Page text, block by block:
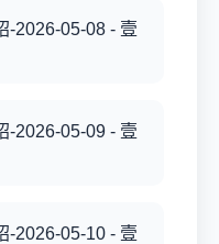
-2026-05-08 - 壹
-2026-05-09 - 壹
-2026-05-10 - 壹